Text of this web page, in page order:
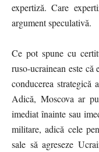
expertiză. Care
argument speculativă.
Ce pot spune cu
ruso-ucrainean este
conducerea
Adică, Moscova ar
imediat înainte sau
militare, adică cele
sale să agreseze